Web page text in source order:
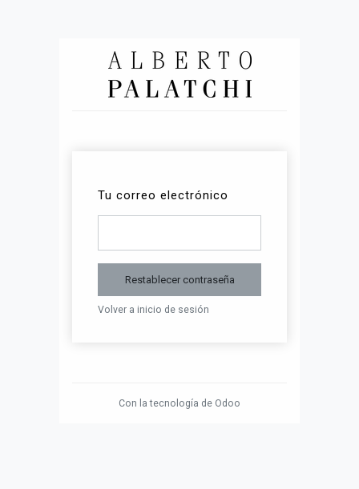
Tu correo electrónico
Restablecer contraseña
Volver a inicio de sesión
Con la tecnología de Odoo